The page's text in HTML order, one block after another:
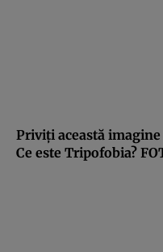
Priviţi această
Ce este Tripofobia?